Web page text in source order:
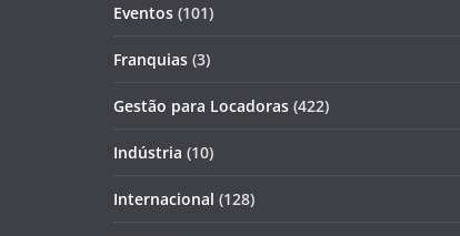
Eventos (101)
Franquias (3)
Gestão para Locadoras (422)
Indústria (10)
Internacional (128)